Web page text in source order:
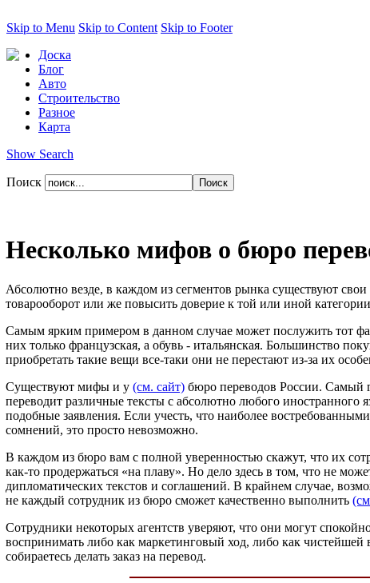
Skip to Menu Skip to Content Skip to Footer
Доска
Блог
Авто
Строительство
Разное
Карта
Show Search
Поиск
Несколько мифов о бюро
Абсолютно везде, в каждом из сегментов рынка существуют
товарооборот или же повысить доверие к той или иной
Самым ярким примером в данном случае может послужить тот
них только французская, а обувь - итальянская. Большинство
приобретать такие вещи все-таки они не перестают из-за их
Существуют мифы и у (см. сайт) бюро переводов России. Самый
переводит различные тексты с абсолютно любого иностранного
подобные заявления. Если учесть, что наиболее
сомнений, это просто невозможно.
В каждом из бюро вам с полной уверенностью скажут, что их
как-то продержаться «на плаву». Но дело здесь в том, что не
дипломатических текстов и соглашений. В крайнем случае,
не каждый сотрудник из бюро сможет качественно выполнить
Сотрудники некоторых агентств уверяют, что они могут
воспринимать либо как маркетинговый ход, либо как чистейшей
собираетесь делать заказ на перевод.